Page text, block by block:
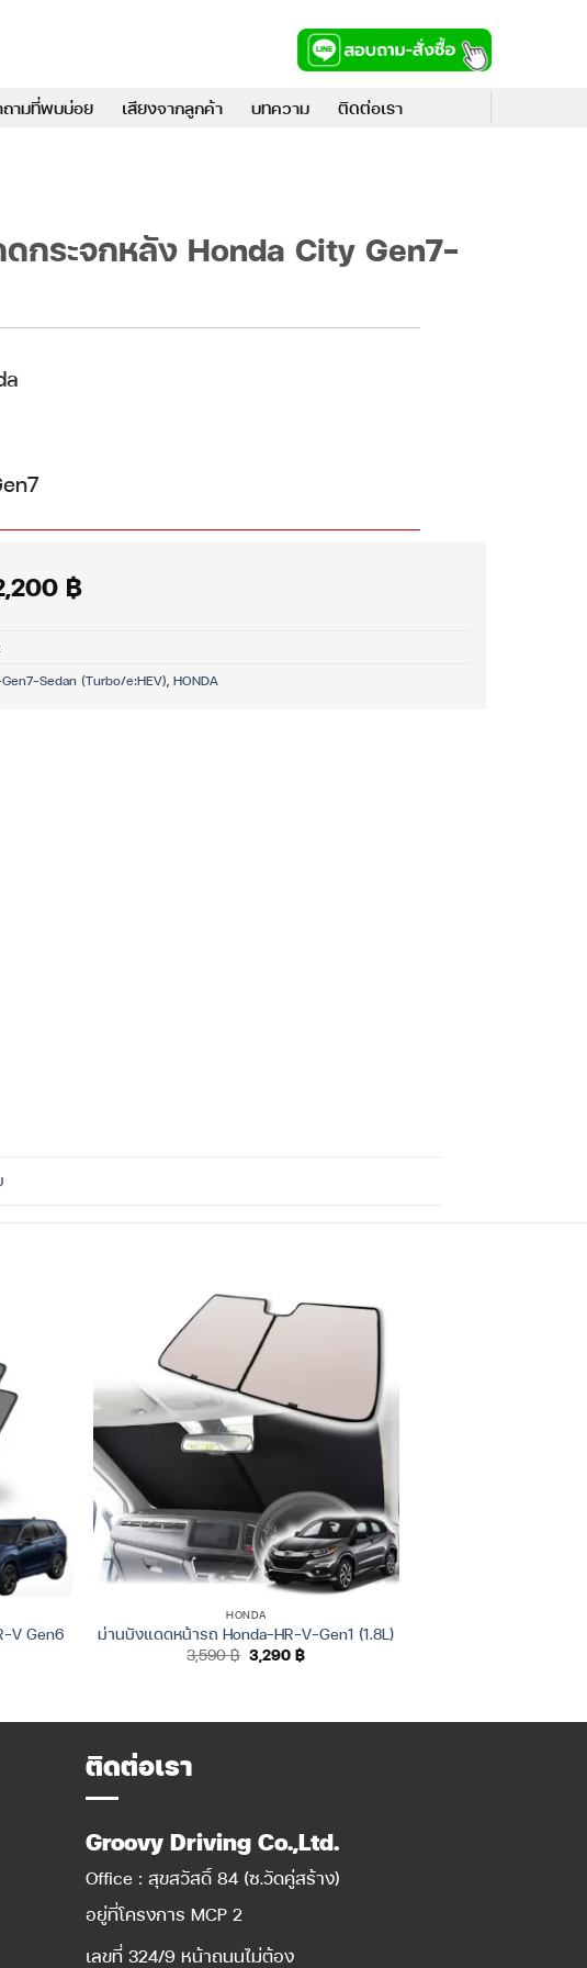
ถามที่พบบ่อย เสียงจากลูกค้า บทความ ติดต่อเรา
กระจกหลัง Honda City Gen7-
฿.
฿Current
is:
2,200 ฿.
Sedan (Turbo/e:HEV), HONDA
V Gen6
HONDA
ม่านบังแดดหน้ารถ Honda-HR-V-Gen1 (1.8L)
3,590฿ Original
price
3,290฿Current
ติดต่อเรา
Groovy Driving Co.,Ltd.
Office : สุขสวัสดิ์ 84 (ซ.วัดคู่สร้าง)
อยู่ที่โครงการ MCP 2
เลขที่ 324/9 หน้าถนนไม่ต้อง